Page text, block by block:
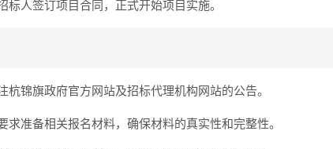
标人签订项目合同，正式开始项目实施。
杭锦旗政府官方网站及招标代理机构网站的公告。
求准备相关报名材料，确保材料的真实性和完整性。